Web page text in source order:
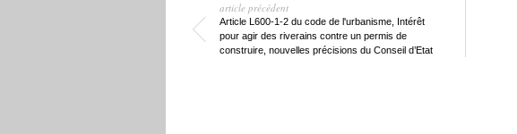
article précédent
Article L600-1-2 du code de l'urbanisme, Intérêt
pour agir des riverains contre un permis de
construire, nouvelles précisions du Conseil d’Etat